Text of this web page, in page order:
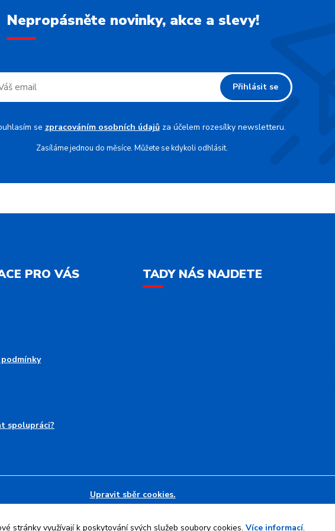
Nepropásněte novinky, akce a slevy!
Přihlásit se
se zpracováním osobních údajůza účelem rozesílky newsletteru.
Zasíláme jednou do měsíce. Můžete se kdykoli odhlásit.
PRO VÁS
spolupráci?
TADY NÁS NAJDETE
Upravit sběr cookies.
stránky využívají k poskytování svých služeb soubory cookies. Více informací.